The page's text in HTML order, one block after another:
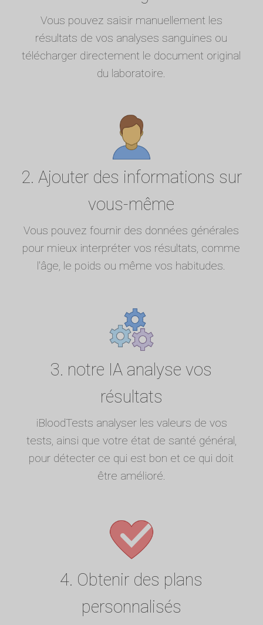
Vous pouvez saisir manuellement les
résultats de vos analyses sanguines ou
télécharger directement le document original
du laboratoire.
2. Ajouter des informations sur
vous-même
Vous pouvez fournir des données générales
pour mieux interpréter vos résultats, comme
l'âge, le poids ou même vos habitudes.
3. notre IA analyse vos
résultats
iBloodTests analyser les valeurs de vos
tests, ainsi que votre état de santé général,
pour détecter ce qui est bon et ce qui doit
être amélioré.
4. Obtenir des plans
personnalisés